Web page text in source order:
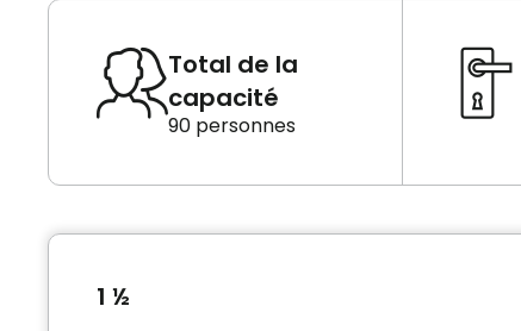
Total de la
capacité
90 personnes
1 ½